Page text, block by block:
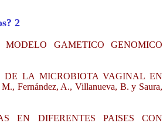
2
GAMETICO GENOMICO
DE LA MICROBIOTA VAGINAL EN
Fernández, A., Villanueva, B. y Saura,
EN DIFERENTES PAISES CON